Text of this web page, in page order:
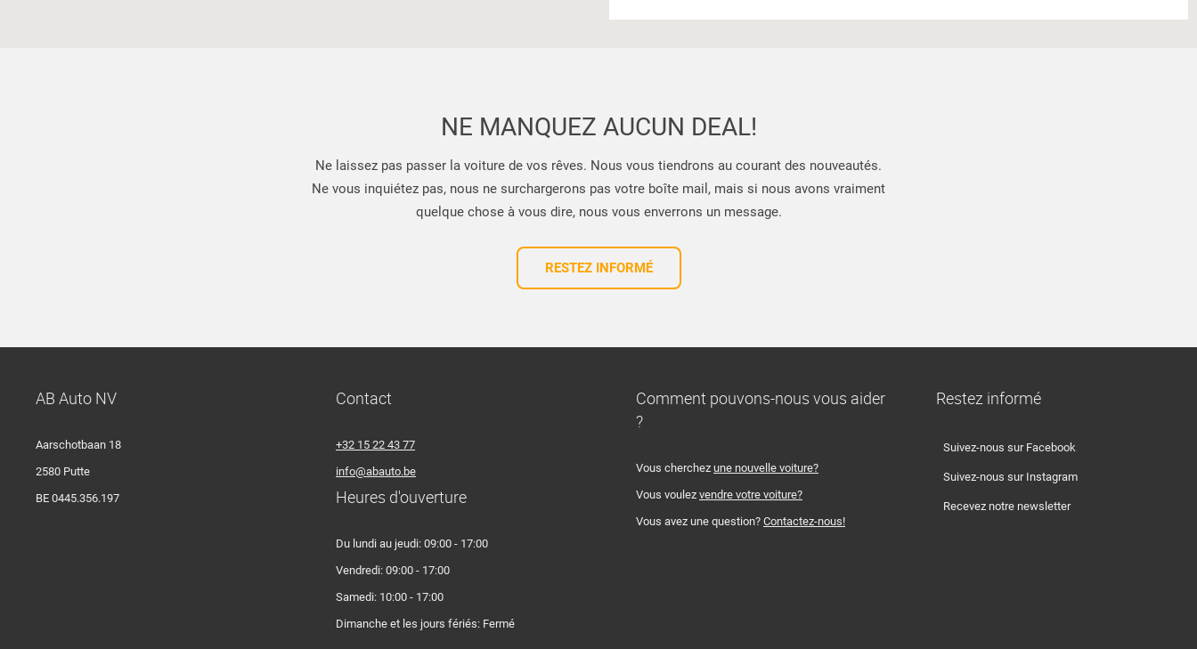
NE MANQUEZ AUCUN DEAL!
Ne laissez pas passer la voiture de vos rêves. Nous vous tiendrons au courant des nouveautés.
Ne vous inquiétez pas, nous ne surchargerons pas votre boîte mail, mais si nous avons vraiment
quelque chose à vous dire, nous vous enverrons un message.
RESTEZ INFORMÉ
AB Auto NV
Aarschotbaan 18
2580 Putte
BE 0445.356.197
Contact
+32 15 22 43 77
info@abauto.be
Heures d'ouverture
Du lundi au jeudi: 09:00 - 17:00
Vendredi: 09:00 - 17:00
Samedi: 10:00 - 17:00
Dimanche et les jours fériés: Fermé
Comment pouvons-nous vous aider
?
Vous cherchez une nouvelle voiture?
Vous voulez vendre votre voiture?
Vous avez une question? Contactez-nous!
Restez informé
Suivez-nous sur Facebook
Suivez-nous sur Instagram
Recevez notre newsletter